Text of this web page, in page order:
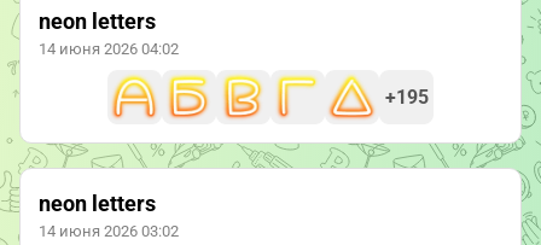
neon letters
14 июня 2026 04:02
+195
neon letters
14 июня 2026 03:02